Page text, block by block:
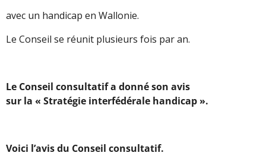
avec un handicap en Wallonie.
Le Conseil se réunit plusieurs fois par an.
Le Conseil consultatif a donné son avis
sur la « Stratégie interfédérale handicap ».
Voici l’avis du Conseil consultatif.